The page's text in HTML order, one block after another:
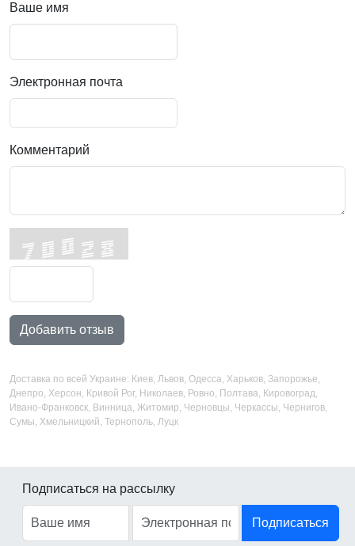
Ваше имя
Электронная почта
Комментарий
Добавить отзыв
Доставка по всей Украине: Киев, Львов, Одесса, Харьков, Запорожье,
Днепро, Херсон, Кривой Рог, Николаев, Ровно, Полтава, Кировоград,
Ивано-Франковск, Винница, Житомир, Черновцы, Черкассы, Чернигов,
Сумы, Хмельницкий, Тернополь, Луцк
Подписаться на рассылку
Подписаться